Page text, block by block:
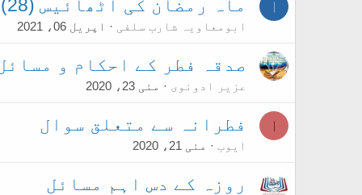
ا ماہ رمضان کی اٹھائیس (28)خصوصیات
ابومعاویہ شارب سلفی اپریل 06، 2021
صدقہ فطر کے احكام و
عزیر ادونوی مئی 23، 2020
ا فطرانہ سے متعلق سوال
ایوب مئی 21، 2020
روزہ کے دس اہم مسائل